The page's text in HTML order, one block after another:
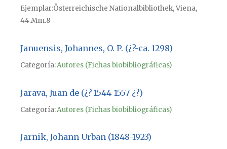
Ejemplar Österreichische Nationalbibliothek, Viena,
44.Mm.8
Januensis, Johannes, O. P. (¿?-ca. 1298)
Categoría:Autores (Fichas biobibliográficas)
Jarava, Juan de (¿?-1544-1557-¿?)
Categoría:Autores (Fichas biobibliográficas)
Jarnik, Johann Urban (1848-1923)